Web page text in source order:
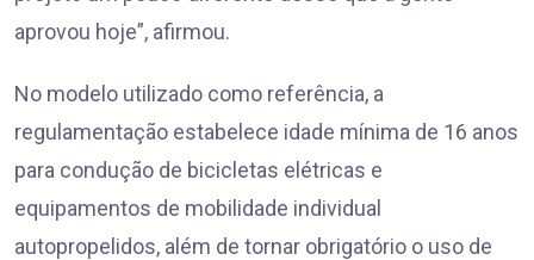
aprovou hoje”, afirmou.
No modelo utilizado como referência, a
regulamentação estabelece idade mínima de 16 anos
para condução de bicicletas elétricas e
equipamentos de mobilidade individual
autopropelidos, além de tornar obrigatório o uso de